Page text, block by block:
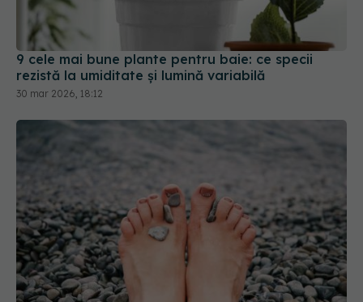
9 cele mai bune plante pentru baie: ce specii
rezistă la umiditate și lumină variabilă
30 mar 2026, 18:12